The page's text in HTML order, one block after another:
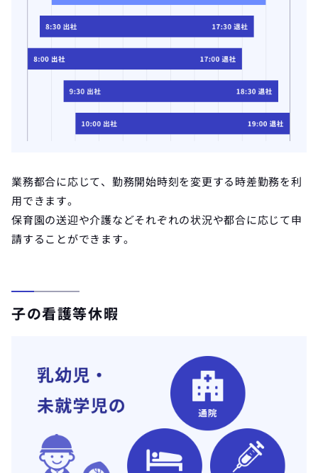
業務都合に応じて、勤務開始時刻を変更する時差勤務を利
用できます。
保育園の送迎や介護などそれぞれの状況や都合に応じて申
請することができます。
子の看護等休暇